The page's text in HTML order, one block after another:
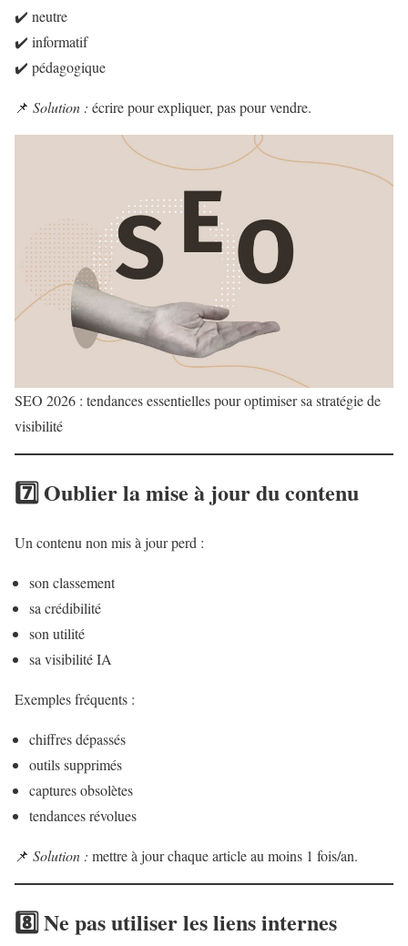
✔️ neutre
✔️ informatif
✔️ pédagogique
📌 Solution : écrire pour expliquer, pas pour vendre.
SEO 2026 : tendances essentielles pour optimiser sa stratégie de
visibilité
7️⃣ Oublier la mise à jour du contenu
Un contenu non mis à jour perd :
son classement
sa crédibilité
son utilité
sa visibilité IA
Exemples fréquents :
chiffres dépassés
outils supprimés
captures obsolètes
tendances révolues
📌 Solution : mettre à jour chaque article au moins 1 fois/an.
8️⃣ Ne pas utiliser les liens internes